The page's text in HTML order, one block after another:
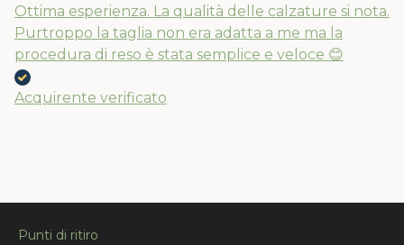
Ottima esperienza. La qualità delle calzature si nota.
Purtroppo la taglia non era adatta a me ma la
procedura di reso è stata semplice e veloce 😊
Acquirente verificato
Punti di ritiro